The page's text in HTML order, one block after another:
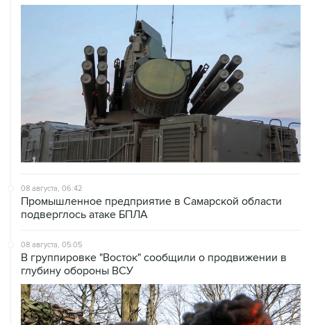
08 августа, 06:42
Промышленное предприятие в Самарской области
подверглось атаке БПЛА
08 августа, 05:05
В группировке "Восток" сообщили о продвижении в
глубину обороны ВСУ